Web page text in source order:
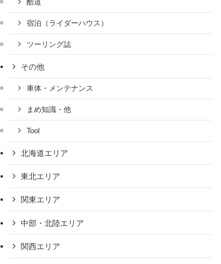
酷道
宿泊（ライダーハウス）
ツーリング誌
その他
車体・メンテナンス
まめ知識・他
Tool
北海道エリア
東北エリア
関東エリア
中部・北陸エリア
関西エリア